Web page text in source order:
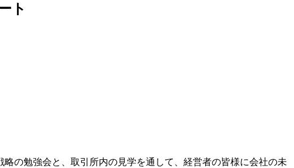
ト
の勉強会と、取引所内の見学を通して、経営者の皆様に会社の未